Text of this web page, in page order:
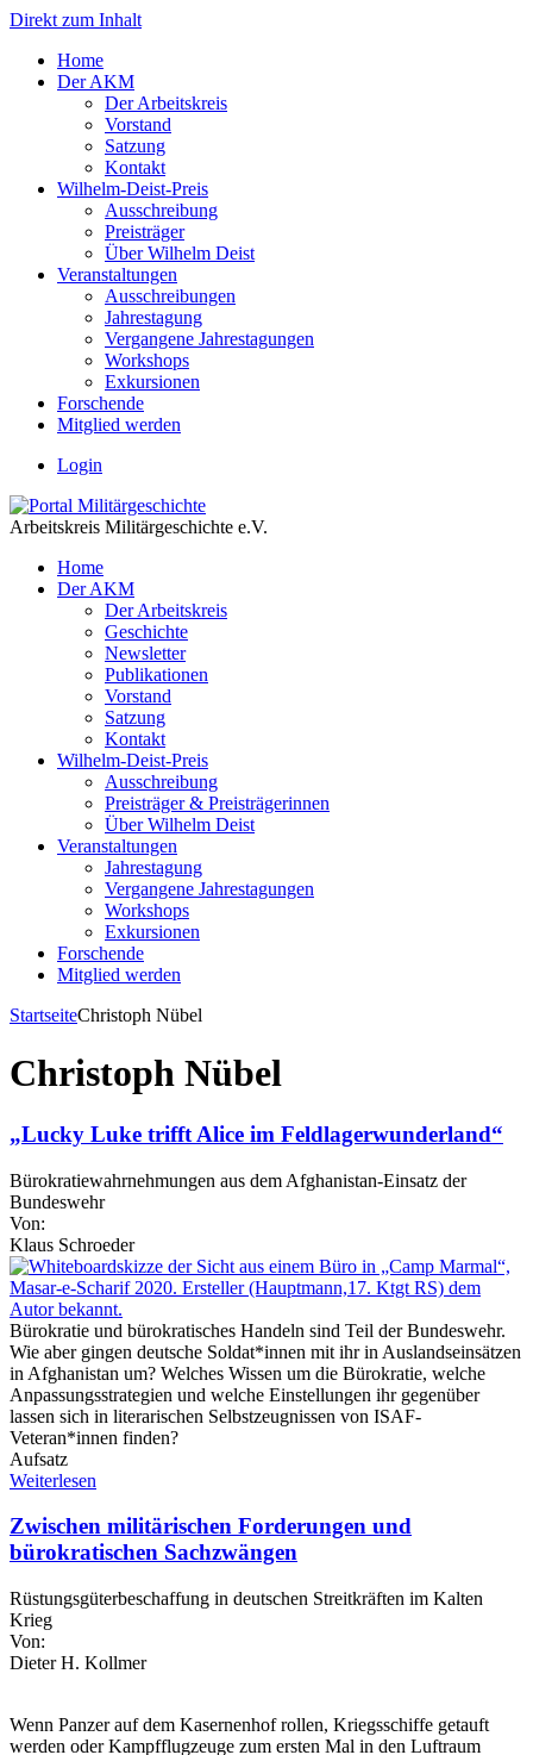
Direkt zum Inhalt
Home
Der AKM
Der Arbeitskreis
Vorstand
Satzung
Kontakt
Wilhelm-Deist-Preis
Ausschreibung
Preisträger
Über Wilhelm Deist
Veranstaltungen
Ausschreibungen
Jahrestagung
Vergangene Jahrestagungen
Workshops
Exkursionen
Forschende
Mitglied werden
Login
Arbeitskreis Militärgeschichte e.V.
Home
Der AKM
Der Arbeitskreis
Geschichte
Newsletter
Publikationen
Vorstand
Satzung
Kontakt
Wilhelm-Deist-Preis
Ausschreibung
Preisträger & Preisträgerinnen
Über Wilhelm Deist
Veranstaltungen
Jahrestagung
Vergangene Jahrestagungen
Workshops
Exkursionen
Forschende
Mitglied werden
StartseiteChristoph Nübel
Christoph Nübel
„Lucky Luke trifft Alice im Feldlagerwunderland“
Bürokratiewahrnehmungen aus dem Afghanistan-Einsatz der
Bundeswehr
Von:
Klaus Schroeder
Bürokratie und bürokratisches Handeln sind Teil der Bundeswehr.
Wie aber gingen deutsche Soldat*innen mit ihr in Auslandseinsätzen
in Afghanistan um? Welches Wissen um die Bürokratie, welche
Anpassungsstrategien und welche Einstellungen ihr gegenüber
lassen sich in literarischen Selbstzeugnissen von ISAF-
Veteran*innen finden?
Aufsatz
Weiterlesen
Zwischen militärischen Forderungen und
bürokratischen Sachzwängen
Rüstungsgüterbeschaffung in deutschen Streitkräften im Kalten
Krieg
Von:
Dieter H. Kollmer
Wenn Panzer auf dem Kasernenhof rollen, Kriegsschiffe getauft
werden oder Kampfflugzeuge zum ersten Mal in den Luftraum